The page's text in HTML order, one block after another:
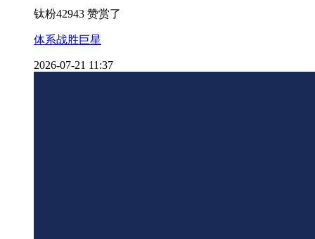
钛粉42943 赞赏了
体系战胜巨星
2026-07-21 11:37